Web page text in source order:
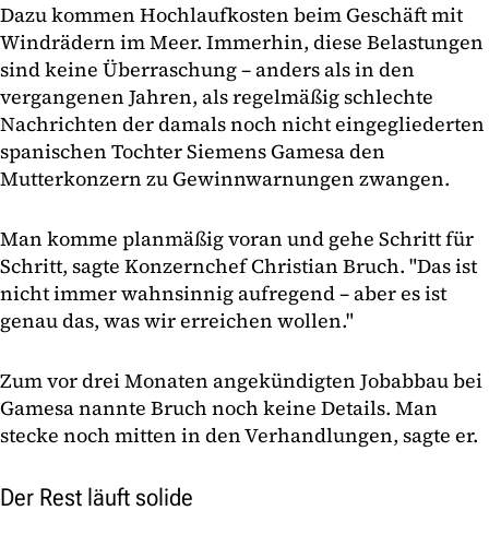
Dazu kommen Hochlaufkosten beim Geschäft mit
Windrädern im Meer. Immerhin, diese Belastungen
sind keine Überraschung – anders als in den
vergangenen Jahren, als regelmäßig schlechte
Nachrichten der damals noch nicht eingegliederten
spanischen Tochter Siemens Gamesa den
Mutterkonzern zu Gewinnwarnungen zwangen.
Man komme planmäßig voran und gehe Schritt für
Schritt, sagte Konzernchef Christian Bruch. "Das ist
nicht immer wahnsinnig aufregend – aber es ist
genau das, was wir erreichen wollen."
Zum vor drei Monaten angekündigten Jobabbau bei
Gamesa nannte Bruch noch keine Details. Man
stecke noch mitten in den Verhandlungen, sagte er.
Der Rest läuft solide